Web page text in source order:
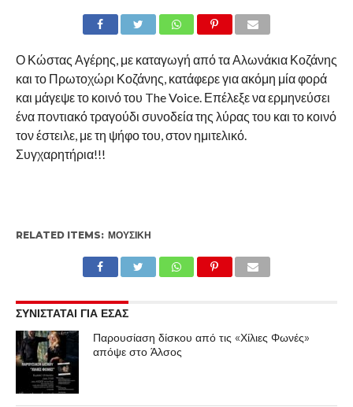
Ο Κώστας Αγέρης, με καταγωγή από τα Αλωνάκια Κοζάνης
και το Πρωτοχώρι Κοζάνης, κατάφερε για ακόμη μία φορά
και μάγεψε το κοινό του The Voice. Επέλεξε να ερμηνεύσει
ένα ποντιακό τραγούδι συνοδεία της λύρας του και το κοινό
τον έστειλε, με τη ψήφο του, στον ημιτελικό.
Συγχαρητήρια!!!
RELATED ITEMS: ΜΟΥΣΙΚΉ
ΣΥΝΙΣΤΑΤΑΙ ΓΙΑ ΕΣΑΣ
Παρουσίαση δίσκου από τις «Χίλιες Φωνές»
απόψε στο Άλσος